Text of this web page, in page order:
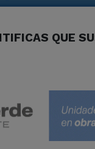
QUE